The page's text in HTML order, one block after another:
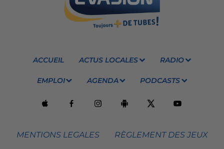
ACCUEIL ACTUS LOCALES RADIO
EMPLOI AGENDA PODCASTS
MENTIONS LEGALES RÈGLEMENT DES JEUX